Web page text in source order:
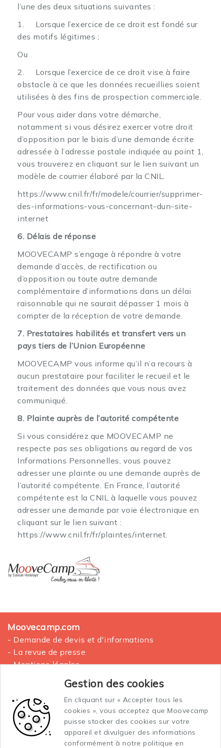
l’une des deux situations suivantes :
1. Lorsque l’exercice de ce droit est fondé sur
des motifs légitimes ;
Ou
2. Lorsque l’exercice de ce droit vise à faire
obstacle à ce que les données recueillies soient
utilisées à des fins de prospection commerciale.
Pour vous aider dans votre démarche,
notamment si vous désirez exercer votre droit
d’opposition par le biais d’une demande écrite
adressée à l’adresse postale indiquée au point 1,
vous trouverez en cliquant sur le lien suivant un
modèle de courrier élaboré par la CNIL.
https://www.cnil.fr/fr/modele/courrier/supprimer-
des-informations-vous-concernant-dun-site-
internet
6. Délais de réponse
MOOVECAMP s’engage à répondre à votre
demande d’accès, de rectification ou
d’opposition ou toute autre demande
complémentaire d’informations dans un délai
raisonnable qui ne saurait dépasser 1 mois à
compter de la réception de votre demande.
7. Prestataires habilités et transfert vers un
pays tiers de l’Union Européenne
MOOVECAMP vous informe qu’il n’a recours à
aucun prestataire pour faciliter le recueil et le
traitement des données que vous nous avez
communiqué.
8. Plainte auprès de l’autorité compétente
Si vous considérez que MOOVECAMP ne
respecte pas ses obligations au regard de vos
Informations Personnelles, vous pouvez
adresser une plainte ou une demande auprès de
l’autorité compétente. En France, l’autorité
compétente est la CNIL à laquelle vous pouvez
adresser une demande par voie électronique en
cliquant sur le lien suivant :
https://www.cnil.fr/fr/plaintes/internet.
Gestion des cookies
En cliquant sur « Accepter tous les
cookies », vous acceptez que Moovecamp
puisse stocker des cookies sur votre
appareil et divulguer des informations
conformément à notre politique en
Moovecamp.com
- Demande de devis et d'informations
- La revue de presse
- Mentions légales
La location des vans aménagés
Conditions générales de vente et location
Conditions générales d'assurance